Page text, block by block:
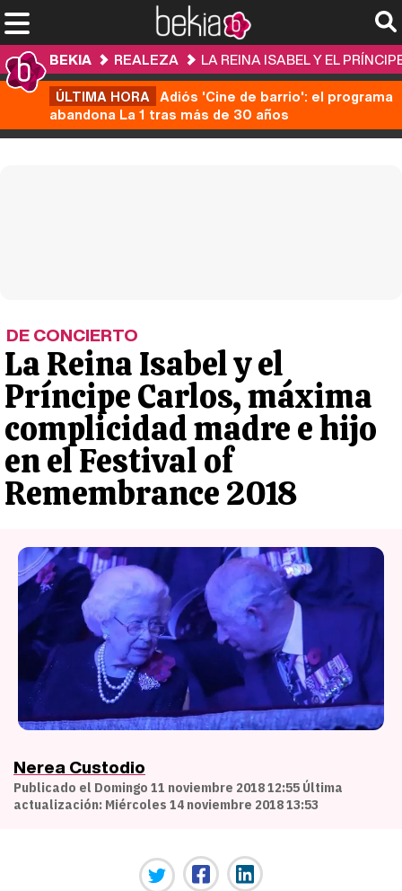
BEKIA REALEZA
LA REINA ISABEL Y EL
ÚLTIMA HORA Adiós 'Cine de barrio': el programa
abandona La 1 tras más de 30 años
DE CONCIERTO
La Reina Isabel y el
Príncipe Carlos, máxima
complicidad madre e hijo
en el Festival of
Remembrance 2018
Nerea Custodio
Publicado el Domingo 11 noviembre 2018 12:55 Última
actualización: Miércoles 14 noviembre 2018 13:53